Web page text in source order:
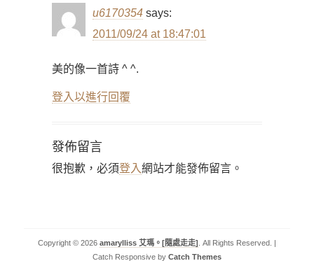
u6170354 says:
2011/09/24 at 18:47:01
美的像一首詩 ^ ^.
登入以進行回覆
發佈留言
很抱歉，必須登入網站才能發佈留言。
Copyright © 2026 amarylliss 艾瑪。[隨處走走] . All Rights Reserved. |
Catch Responsive by Catch Themes